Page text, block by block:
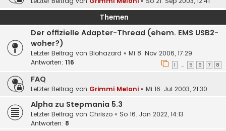
Themen
Der offizielle Adapter-Thread (ehem. EMS USB2-
woher?)
Letzter Beitrag von Biohazard « Mi 8. Nov 2006, 17:29
Antworten: 116 1 … 5 6 7 8
FAQ
Letzter Beitrag von Grimmi Meloni « Mi 16. Jul 2003, 21:30
Alpha zu Stepmania 5.3
Letzter Beitrag von Chriszo « So 16. Jan 2022, 14:13
Antworten: 8